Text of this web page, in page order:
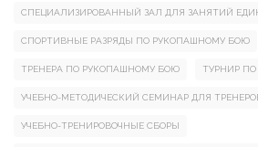
СПЕЦИАЛИЗИРОВАННЫЙ ЗАЛ ДЛЯ ЗАНЯТИЙ
СПОРТИВНЫЕ РАЗРЯДЫ ПО РУКОПАШНОМУ БОЮ
ТРЕНЕРА ПО РУКОПАШНОМУ БОЮ ТУРНИР
УЧЕБНО-МЕТОДИЧЕСКИЙ СЕМИНАР ДЛЯ
УЧЕБНО-ТРЕНИРОВОЧНЫЕ СБОРЫ